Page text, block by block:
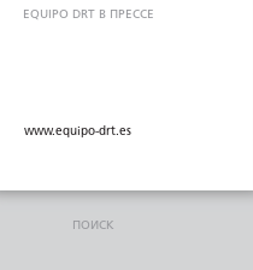
EQUIPO DRT В ПРЕССЕ
www.equipo-drt.es
ПОИСК